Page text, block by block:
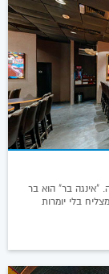
בר" הוא בר
בלי יומרות